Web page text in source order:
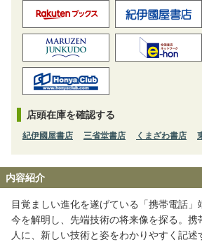
店頭在庫を確認する
紀伊國屋書店 三省堂書店 くまざわ書店
内容紹介
目覚ましい進化を遂げている「携帯電話
今を解明し、先端技術の将来像を探る。携
人に、新しい技術と姿をわかりやすく記